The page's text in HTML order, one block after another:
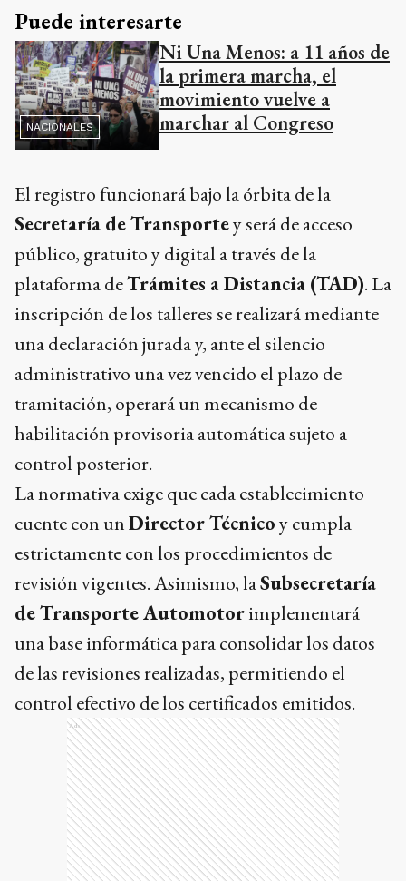
Puede interesarte
NACIONALES
Ni Una Menos: a 11 años de
la primera marcha, el
movimiento vuelve a
marchar al Congreso
El registro funcionará bajo la órbita de la
Secretaría de Transportey será de acceso
público, gratuito y digital a través de la
plataforma deTrámites a Distancia (TAD). La
inscripción de los talleres se realizará mediante
una declaración jurada y, ante el silencio
administrativo una vez vencido el plazo de
tramitación, operará un mecanismo de
habilitación provisoria automática sujeto a
control posterior.
La normativa exige que cada establecimiento
cuente con unDirector Técnicoy cumpla
estrictamente con los procedimientos de
revisión vigentes. Asimismo, laSubsecretaría
de Transporte Automotorimplementará
una base informática para consolidar los datos
de las revisiones realizadas, permitiendo el
control efectivo de los certificados emitidos.
Ads